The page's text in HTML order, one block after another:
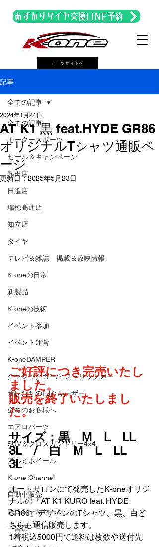
パーツサイトへ
あずかりタイヤ交換LINE予約
記事
全ての記事
モータースポーツ
セール＆キャンペーン
熱田店
日進店
瑞穂高辻店
知立店
タイヤ
テレビ＆雑誌 掲載＆放映情報
K-oneの日常
新製品
K-oneの技術
イベント参加
イベント運営
K-oneDAMPER
クラシックカー/ヒストリックカー
オレたちのFJクルーザー
全てのお客様へ
エアロパーツ
SUV＆クロスカントリー4×4
アルミホイール
K-one Channel
自動車販売
スペシャルセール
一宮店
全ての記事
AT K1 黒 feat.HYDE GR86
オリジナルTシャツ通販ペ
ージ
2024年1月24日
更新日：2025年5月23日
ご好評につき完売いたし
ました。
販売を終了いたしまし
た。
サイズ：黒　M　L　LL
3L　/　白　M　L　LL
3L
オートサロンにて発売したK-oneオリジ
ナルの「AT K1 KURO feat. HYDE
GR86」デザインのTシャツ、黒、白ど
ちらも通信販売します。
1着税込5000円で送料は枚数や送付先